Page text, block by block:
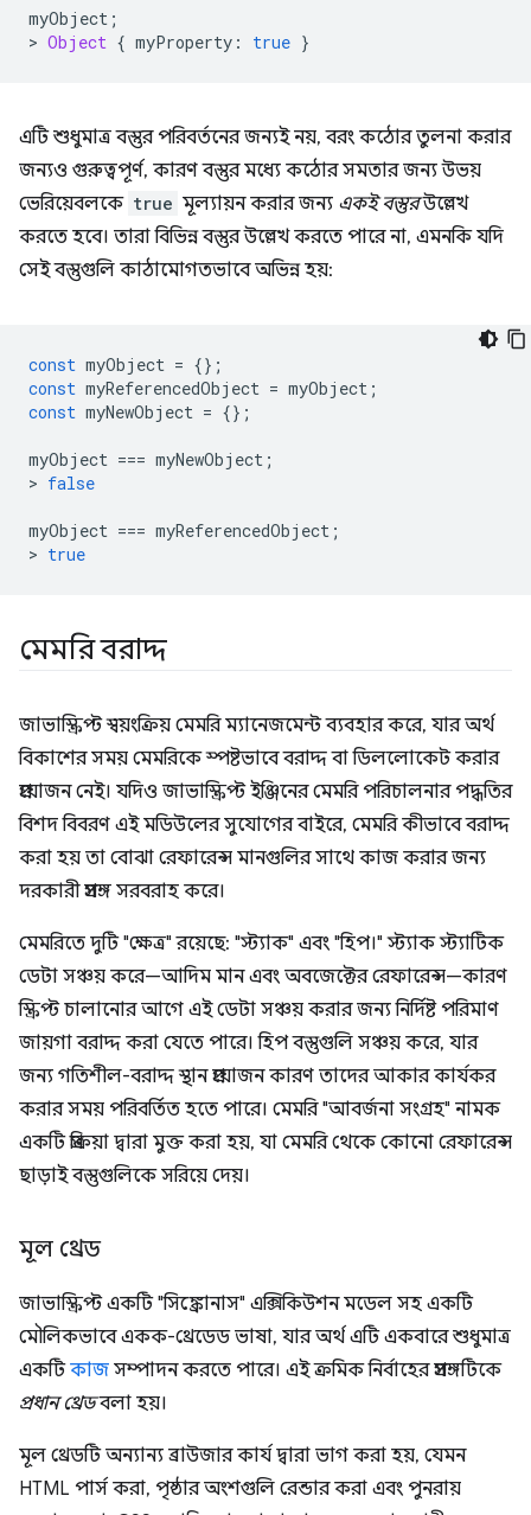
myObject ;
> Object { myProperty : true }
এটি শুধুমাত্র বস্তুর পরিবর্তনের জন্যই নয়, বরং কঠোর তুলনা করার
জন্যও গুরুত্বপূর্ণ, কারণ বস্তুর মধ্যে কঠোর সমতার জন্য উভয়
ভেরিয়েবলকে true মূল্যায়ন করার জন্য একই বস্তুরউল্লেখ
করতে হবে। তারা বিভিন্ন বস্তুর উল্লেখ করতে পারে না, এমনকি যদি
সেই বস্তুগুলি কাঠামোগতভাবে অভিন্ন হয়:
const myObject = {};
const myReferencedObject = myObject ;
const myNewObject = {};
myObject === myNewObject ;
> false
myObject === myReferencedObject ;
> true
মেমরি বরাদ্দ
জাভাস্ক্রিপ্ট স্বয়ংক্রিয় মেমরি ম্যানেজমেন্ট ব্যবহার করে, যার অর্থ
বিকাশের সময় মেমরিকে স্পষ্টভাবে বরাদ্দ বা ডিললোকেট করার
প্রয়োজন নেই। যদিও জাভাস্ক্রিপ্ট ইঞ্জিনের মেমরি পরিচালনার পদ্ধতির
বিশদ বিবরণ এই মডিউলের সুযোগের বাইরে, মেমরি কীভাবে বরাদ্দ
করা হয় তা বোঝা রেফারেন্স মানগুলির সাথে কাজ করার জন্য
দরকারী প্রসঙ্গ সরবরাহ করে।
মেমরিতে দুটি "ক্ষেত্র" রয়েছে: "স্ট্যাক" এবং "হিপ।" স্ট্যাক স্ট্যাটিক
ডেটা সঞ্চয় করে—আদিম মান এবং অবজেক্টের রেফারেন্স—কারণ
স্ক্রিপ্ট চালানোর আগে এই ডেটা সঞ্চয় করার জন্য নির্দিষ্ট পরিমাণ
জায়গা বরাদ্দ করা যেতে পারে। হিপ বস্তুগুলি সঞ্চয় করে, যার
জন্য গতিশীল-বরাদ্দ স্থান প্রয়োজন কারণ তাদের আকার কার্যকর
করার সময় পরিবর্তিত হতে পারে। মেমরি "আবর্জনা সংগ্রহ" নামক
একটি প্রক্রিয়া দ্বারা মুক্ত করা হয়, যা মেমরি থেকে কোনো রেফারেন্স
ছাড়াই বস্তুগুলিকে সরিয়ে দেয়।
মূল থ্রেড
জাভাস্ক্রিপ্ট একটি "সিঙ্ক্রোনাস" এক্সিকিউশন মডেল সহ একটি
মৌলিকভাবে একক-থ্রেডেড ভাষা, যার অর্থ এটি একবারে শুধুমাত্র
একটিকাজ সম্পাদন করতে পারে। এই ক্রমিক নির্বাহের প্রসঙ্গটিকে
প্রধান থ্রেডবলা হয়।
মূল থ্রেডটি অন্যান্য ব্রাউজার কার্য দ্বারা ভাগ করা হয়, যেমন
HTML পার্স করা, পৃষ্ঠার অংশগুলি রেন্ডার করা এবং পুনরায়